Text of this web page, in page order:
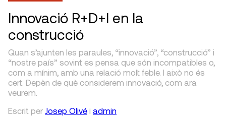
Innovació R+D+I en la
construcció
Quan s’ajunten les paraules, “innovació”, “construcció” i
“nostre país” sovint es pensa que són incompatibles o,
com a mínim, amb una relació molt feble. I això no és
cert. Depèn de què considerem innovació, com ara
veurem.
Escrit per Josep Olivé i admin